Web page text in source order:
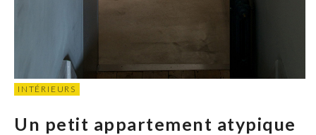
INTÉRIEURS
Un petit appartement atypique